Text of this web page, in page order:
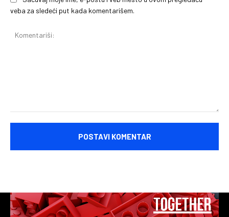
veba za sledeći put kada komentarišem.